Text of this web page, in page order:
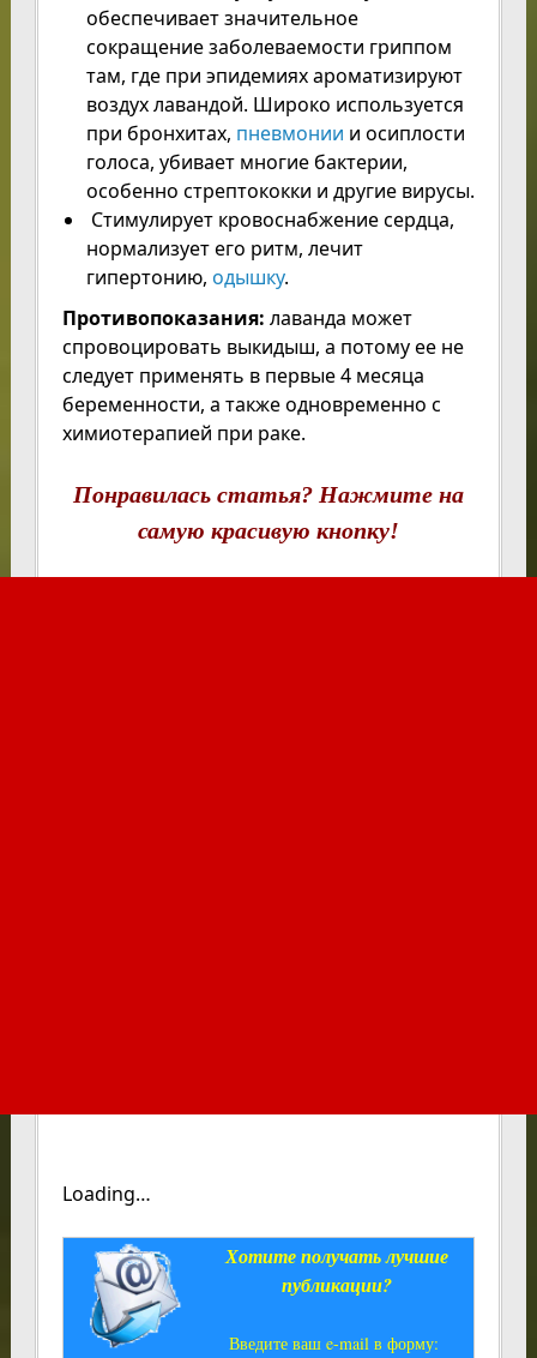
обеспечивает значительное
сокращение заболеваемости гриппом
там, где при эпидемиях ароматизируют
воздух лавандой. Широко используется
при бронхитах, пневмонии и осиплости
голоса, убивает многие бактерии,
особенно стрептококки и другие вирусы.
Стимулирует кровоснабжение сердца,
нормализует его ритм, лечит
гипертонию, одышку.
Противопоказания: лаванда может
спровоцировать выкидыш, а потому ее не
следует применять в первые 4 месяца
беременности, а также одновременно с
химиотерапией при раке.
Понравилась статья? Нажмите на
самую красивую кнопку!
Loading…
Хотите получать лучшие
публикации?
Введите ваш e-mail в форму: